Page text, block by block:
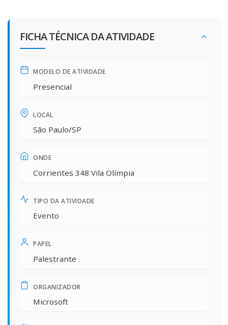
FICHA TÉCNICA DA ATIVIDADE
MODELO DE ATIVIDADE
Presencial
LOCAL
São Paulo/SP
ONDE
Corrientes 348 Vila Olímpia
TIPO DA ATIVIDADE
Evento
PAPEL
Palestrante
ORGANIZADOR
Microsoft